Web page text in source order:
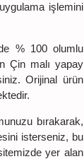
işlemini
% 100 olumlu
Çin malı yapay
Orijinal ürün
bırakarak,
isterseniz, bu
yer alan